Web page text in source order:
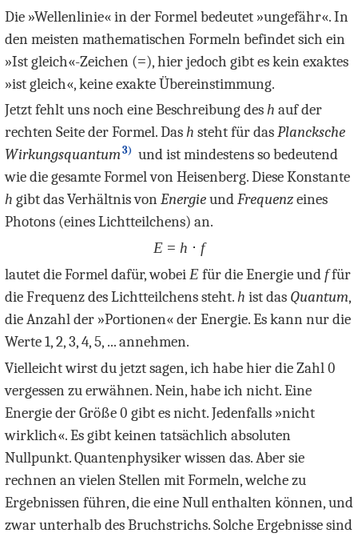
Die »Wellenlinie« in der Formel bedeutet »ungefähr«. In
den meisten mathematischen Formeln befindet sich ein
»Ist gleich«-Zeichen (=), hier jedoch gibt es kein exaktes
»ist gleich«, keine exakte Übereinstimmung.
Jetzt fehlt uns noch eine Beschreibung desh auf der
rechten Seite der Formel. Dash steht für dasPlancksche
Wirkungsquantum3) und ist mindestens so bedeutend
wie die gesamte Formel von Heisenberg. Diese Konstante
h gibt das Verhältnis vonEnergieundFrequenzeines
Photons (eines Lichtteilchens) an.
E = h ⋅ f
lautet die Formel dafür, wobei Efür die Energie und ffür
die Frequenz des Lichtteilchens steht. h ist das Quantum,
die Anzahl der »Portionen« der Energie. Es kann nur die
Werte 1, 2, 3, 4, 5, ... annehmen.
Vielleicht wirst du jetzt sagen, ich habe hier die Zahl0
vergessen zu erwähnen. Nein, habe ich nicht. Eine
Energie der Größe0 gibt es nicht. Jedenfalls »nicht
wirklich«. Es gibt keinen tatsächlich absoluten
Nullpunkt. Quantenphysiker wissen das. Aber sie
rechnen an vielen Stellen mit Formeln, welche zu
Ergebnissen führen, die eine Null enthalten können, und
zwar unterhalb des Bruchstrichs. Solche Ergebnisse sind